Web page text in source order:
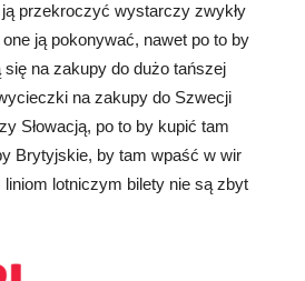
przekroczyć wystarczy zwykły
ją pokonywać, nawet po to by
na zakupy do dużo tańszej
na zakupy do Szwecji
Słowacją, po to by kupić tam
Brytyjskie, by tam wpaść w wir
lotniczym bilety nie są zbyt